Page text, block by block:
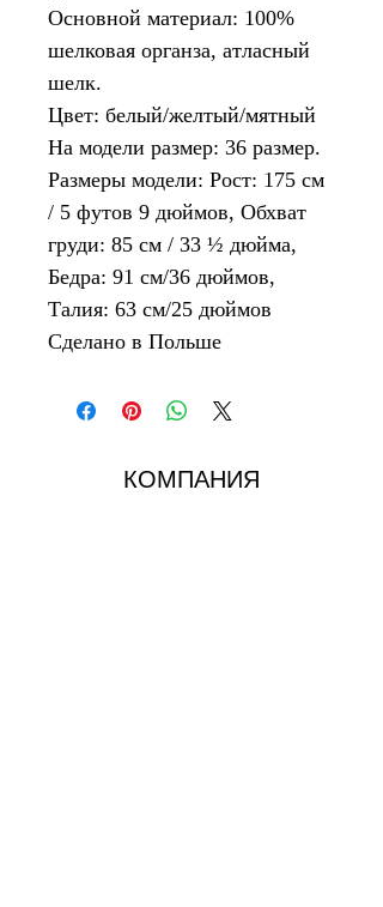
Основной материал: 100%
шелковая органза, атласный
шелк.
Цвет: белый/желтый/мятный
На модели размер: 36 размер.
Размеры модели: Рост: 175 см
/ 5 футов 9 дюймов, Обхват
груди: 85 см / 33 ½ дюйма,
Бедра: 91 см/36 дюймов,
Талия: 63 см/25 дюймов
Сделано в Польше
КОМПАНИЯ